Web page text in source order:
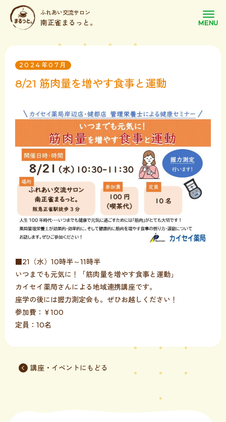
ふれあい交流サロン
南正雀まるっと。
2024年07月
8/21 筋肉量を増やす食事と運動
■21（水）10時半～11時半
いつまでも元気に！「筋肉量を増やす食事と運動」
カイセイ薬局さんによる地域連携講座です。
座学の後には握力測定会も。ぜひお越しください！
参加費：￥100
定員：10名
講座・イベントにもどる